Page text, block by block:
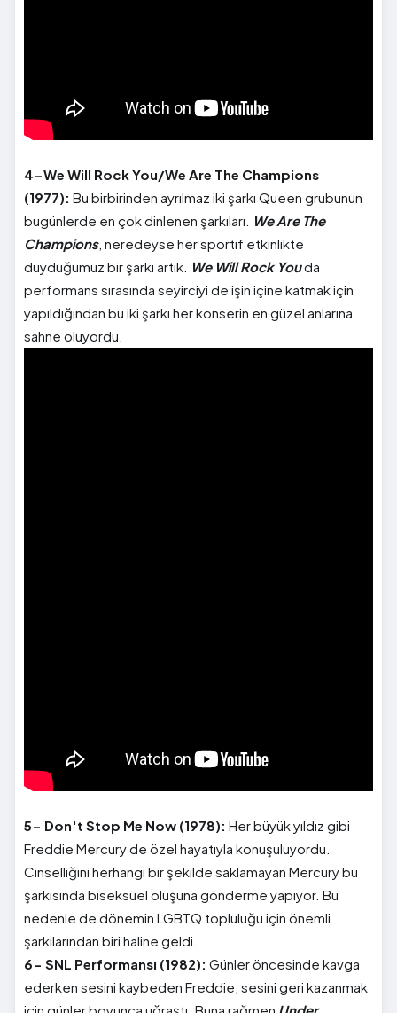
4-We Will Rock You/We Are The Champions
(1977): Bu birbirinden ayrılmaz iki şarkı Queen grubunun
bugünlerde en çok dinlenen şarkıları.
We Are The
Champions, neredeyse her sportif etkinlikte
duyduğumuz bir şarkı artık. We Will Rock Youda
performans sırasında seyirciyi de işin içine katmak için
yapıldığından bu iki şarkı her konserin en güzel anlarına
sahne oluyordu.
5- Don't Stop Me Now (1978): Her büyük yıldız gibi
Freddie Mercury de özel hayatıyla konuşuluyordu.
Cinselliğini herhangi bir şekilde saklamayan Mercury bu
şarkısında biseksüel oluşuna gönderme yapıyor. Bu
nedenle de dönemin LGBTQ topluluğu için önemli
şarkılarından biri haline geldi.
6- SNL Performansı (1982): Günler öncesinde kavga
ederken sesini kaybeden Freddie, sesini geri kazanmak